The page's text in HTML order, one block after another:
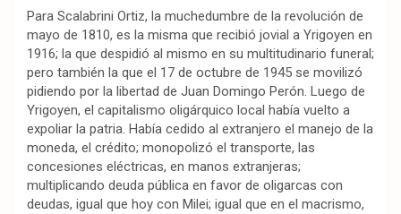
Para Scalabrini Ortiz, la muchedumbre de la revolución de
mayo de 1810, es la misma que recibió jovial a Yrigoyen en
1916; la que despidió al mismo en su multitudinario funeral;
pero también la que el 17 de octubre de 1945 se movilizó
pidiendo por la libertad de Juan Domingo Perón. Luego de
Yrigoyen, el capitalismo oligárquico local había vuelto a
expoliar la patria. Había cedido al extranjero el manejo de la
moneda, el crédito; monopolizó el transporte, las
concesiones eléctricas, en manos extranjeras;
multiplicando deuda pública en favor de oligarcas con
deudas, igual que hoy con Milei; igual que en el macrismo,